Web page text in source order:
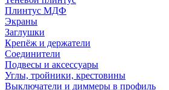
Плинтус МДФ
Экраны
Заглушки
Крепёж и держатели
Соединители
Подвесы и аксессуары
Углы, тройники, крестовины
Выключатели и диммеры в профиль